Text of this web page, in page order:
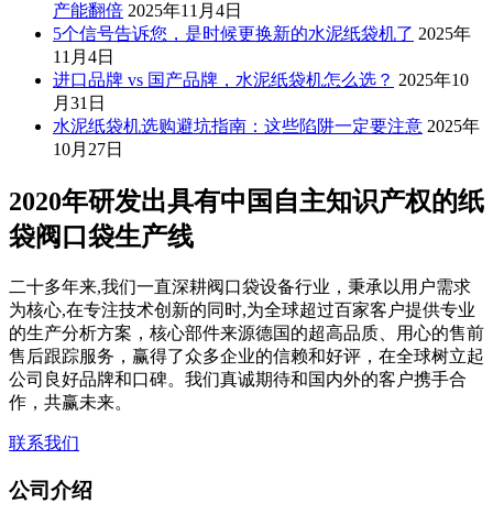
产能翻倍 2025年11月4日
5个信号告诉您，是时候更换新的水泥纸袋机了 2025年
11月4日
进口品牌 vs 国产品牌，水泥纸袋机怎么选？ 2025年10
月31日
水泥纸袋机选购避坑指南：这些陷阱一定要注意 2025年
10月27日
2020年研发出具有中国自主知识产权的纸
袋阀口袋生产线
二十多年来,我们一直深耕阀口袋设备行业，秉承以用户需求
为核心,在专注技术创新的同时,为全球超过百家客户提供专业
的生产分析方案，核心部件来源德国的超高品质、用心的售前
售后跟踪服务，赢得了众多企业的信赖和好评，在全球树立起
公司良好品牌和口碑。我们真诚期待和国内外的客户携手合
作，共赢未来。
联系我们
公司介绍